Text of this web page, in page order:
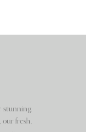
stunning,
our fresh,